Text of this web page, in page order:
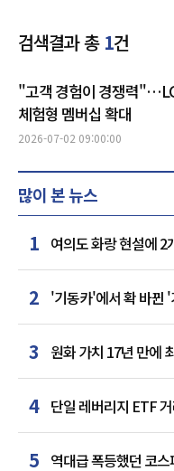
검색결과 총 1건
"고객 경험이 경쟁력
체험형 멤버십 확대
2026-07-02 09:00:00
많이 본 뉴스
1 여의도 화랑 현설에
거점 확보하나
2 '기동카'에서 확 바뀐
카드사 경쟁
3 원화 가치 17년 만에
4 단일 레버리지 ETF
5 역대급 폭등했던 코